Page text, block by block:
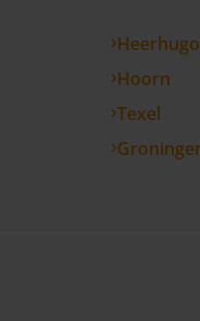
Hoorn
Texel